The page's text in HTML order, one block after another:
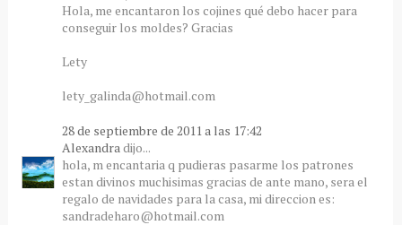
Hola, me encantaron los cojines qué debo hacer para
conseguir los moldes? Gracias
Lety
lety_galinda@hotmail.com
28 de septiembre de 2011 a las 17:42
Alexandra dijo...
hola, m encantaria q pudieras pasarme los patrones
estan divinos muchisimas gracias de ante mano, sera el
regalo de navidades para la casa, mi direccion es:
sandradeharo@hotmail.com